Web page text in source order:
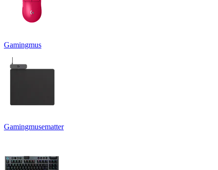
Gamingmus
Gamingmusematter